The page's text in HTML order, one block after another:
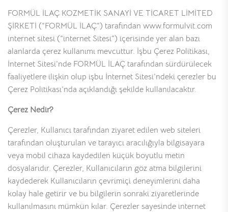
FORMÜL İLAÇ KOZMETİK SANAYİ VE TİCARET LİMİTED
ŞİRKETİ (“FORMÜL İLAÇ”) tarafından www.formulvit.com
internet sitesi (“internet Sitesi”) içerisinde yer alan bazı
alanlarda çerez kullanımı mevcuttur. İşbu Çerez Politikası,
İnternet Sitesi’nde FORMÜL İLAÇ tarafından sürdürülecek
faaliyetlere ilişkin olup işbu İnternet Sitesi’ndeki çerezler bu
Çerez Politikası’nda açıklandığı şekilde kullanılacaktır.
Çerez Nedir?
Çerezler, Kullanıcı tarafından ziyaret edilen web siteleri
tarafından oluşturulan ve tarayıcı aracılığıyla bilgisayara
veya mobil cihaza kaydedilen küçük boyutlu metin
dosyalarıdır. Çerezler, Kullanıcıların göz atma bilgilerini
kaydederek Kullanıcıların çevrimiçi deneyimlerini daha
kolay hale getirir ve bu bilgilerin sonraki ziyaretlerinde
kullanılmasını mümkün kılar. Çerezler sayesinde internet